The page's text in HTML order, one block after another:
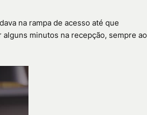
na rampa de acesso até que
minutos na recepção, sempre ao